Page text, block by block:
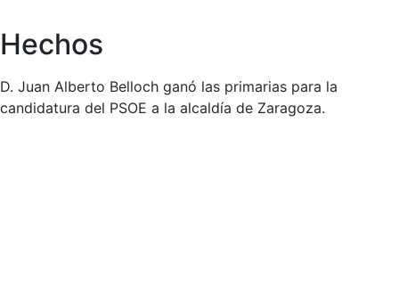
Hechos
D. Juan Alberto Belloch ganó las primarias para la
candidatura del PSOE a la alcaldía de Zaragoza.